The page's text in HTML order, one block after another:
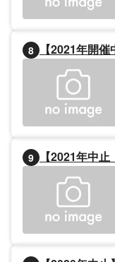
8 【2021年開
9 【2021年中